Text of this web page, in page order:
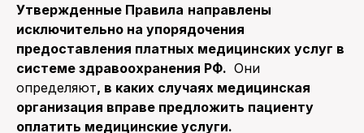
Утвержденные Правила направлены
исключительно на упорядочения
предоставления платных медицинских услуг в
системе здравоохранения РФ. Они
определяют, в каких случаях медицинская
организация вправе предложить пациенту
оплатить медицинские услуги.